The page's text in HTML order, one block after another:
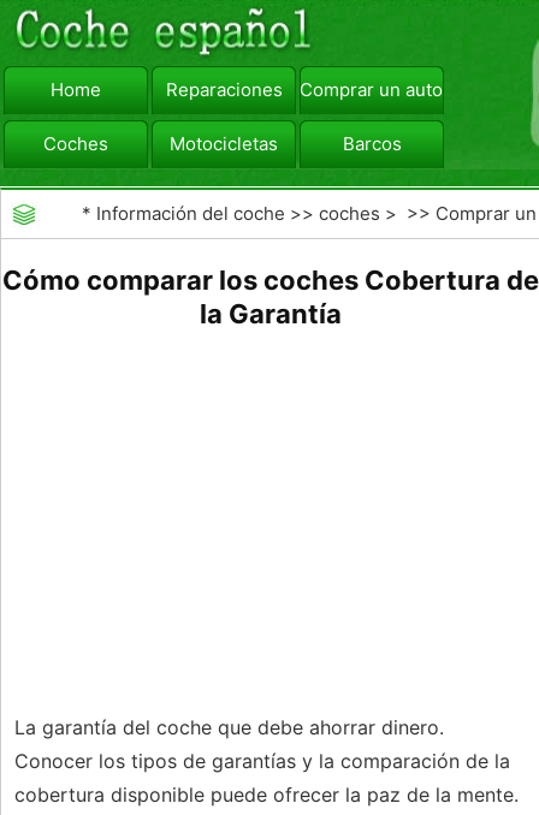
Home Reparaciones Comprar un automóvil
Coches Motocicletas Barcos
viajar Camiones
* Información del coche >>coches > >> Comprar un
Cómo comparar los coches Cobertura de
la Garantía
La garantía del coche que debe ahorrar dinero.
Conocer los tipos de garantías y la comparación de la
cobertura disponible puede ofrecer la paz de la mente.